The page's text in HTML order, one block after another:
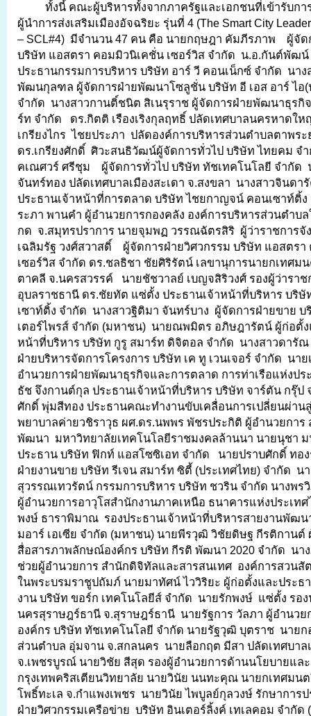
ทั้งนี้ คณะผู้บริหารทั้งจากภาครัฐและเอกชนที่เข้ารับก
ผู้นำการส่งเสริมเมืองอัจฉริยะ รุ่นที่ 4 (The Smart City
– SCL#4) มีจำนวน 47 คน คือ นายกฤษฎา คัมภีรภาพ ผู้จัด
บริษัท แอสตรา คอมมิวนิเคชั่น เซอร์วิส จำกัด น.อ.กันต์พัฒน์
ประธานกรรมการบริหาร บริษัท อาร์ วี คอนเน็กซ์ จำกัด นาง
พัฒนกุลฑล ผู้จัดการฝ่ายพัฒนาโซลูชั่น บริษัท อี เอส อาร์ ไอ(
จำกัด นางสาวกานติ์ชนิต สิเนรุราช ผู้จัดการฝ่ายพัฒนาธุรกิ
ร์ท จำกัด ดร.กิตติ เรืองเริงกุลฤทธิ์ ปลัดเทศบาลนครหาดใ
เกรียงไกร ไชยประภา ปลัดองค์การบริหารส่วนตำบลตาพร
ดร.เกรียงศักดิ์ ศิวะสนธิวัฒน์ผู้จัดการทั่วไป บริษัท ไทยคม จ
คเณศวร์ ศรีชุม ผู้จัดการทั่วไป บริษัท ทัชเทคโนโลยี จำกั
จันทร์ทอง ปลัดเทศบาลเมืองสะเดา จ.สงขลา นางสาวจินด
ประธานเจ้าหน้าที่การตลาด บริษัท ไชยกาญจน์ คอนเซาท์ติ้
ระภา พานคำ ผู้อำนวยการกองคลัง องค์การบริหารส่วนตำบ
กด จ.สมุทรปราการ นายจุมพฏ วรรณฉัตรสิริ ผู้ว่าราชการ
เฉลิมรัฐ วงศ์สวาสดิ์ ผู้จัดการฝ่ายวิศวกรรม บริษัท แอสตร
เซอร์วิส จำกัด ดร.ชลธิชา ชัยศิริรัตน์ เลขานุการนายกเทศมน
ตาคลี จ.นครสวรรค์ นายชัชวาลย์ เบญจสิริวงศ์ รองผู้ว่าราช
อุบลราชธานี ดร.ชัยทัต แซ่ตั้ง ประธานเจ้าหน้าที่บริหาร บริ
เซาท์ติ้ง จำกัด นางสาวฐิติมา จันทร์บาง ผู้จัดการฝ่ายขาย บ
เตอร์ไพรส์ จำกัด (มหาชน) นายณพมิตร อภิษฎารัตน์ ผู้ก่อตั้ง
หน้าที่บริหาร บริษัท กูรู สมาร์ท ดิจิตอล จำกัด นางสาวดารั
ฝ่ายบริหารจัดการโครงการ บริษัท เค ทู เวนเจอร์ จำกัด นา
อำนวยการฝ่ายพัฒนาธุรกิจและการตลาด การท่าเรือแห่งป
ธัช จึงกานต์กุล ประธานเจ้าหน้าที่บริหาร บริษัท จาร์ตัน กรุ๊ป
ศักดิ์ พุ่มสีทอง ประธานคณะทำงานขับเคลื่อนการเปลี่ยนผ่าน
พยาบาลค่ายวชิราวุธ ผศ.ดร.นพพร พัชรประกิติ ผู้อำนวยการ
พัฒนา มหาวิทยาลัยเทคโนโลยีราชมงคลล้านนา นายนุชา ม
ประธาน บริษัท ฟิกท์ แอสโซซิเอท จำกัด นายปราบศักดิ์ ทอง
ฝ่ายงานขาย บริษัท รีเจน สมาร์ท ซิตี้ (ประเทศไทย) จำกัด น
สุวรรณเทวรัตน์ กรรมการบริหาร บริษัท ชวริน จำกัด นางพร
ผู้อำนวยการอาวุโสสำนักงานภาคเหนือ ธนาคารแห่งประเท
พงษ์ ธาราพิมาณ รองประธานเจ้าหน้าที่บริหารสายงานพัฒน
มอาร์ เอเซีย จำกัด (มหาชน) นายพีรวุฒิ วิชัยดิษฐ กีรติกานต์
สื่อสารภาพลักษณ์องค์กร บริษัท กีรติ พัฒนา 2020 จำกัด นา
ช่วยผู้อำนวยการ สำนักดิจิทัลและสารสนเทศ องค์การสวนสั
ในพระบรมราชูปถัมภ์ นายมาทัศน์ ไววิริยะ ผู้ก่อตั้งและประธ
งาน บริษัท ขอร์ก เทคโนโลยีส์ จำกัด นายรักพงษ์ แซ่ตั้ง รอ
นครสุราษฎร์ธานี จ.สุราษฎร์ธานี นายรัฐการ วัลภา ผู้อำนวย
องค์กร บริษัท ทัชเทคโนโลยี จำกัด นายรัฐวุฒิ บุตราช นายก
ส่วนตำบล อุ่มจาน จ.สกลนคร นายลือกฤต มีสา ปลัดเทศบาล
จ.เพชรบูรณ์ นายวิชัย สีสุด รองผู้อำนวยการด้านนโยบายแล
กรุงเทพคริสเตียนวิทยาลัย นายวินัย นนทะคุณ นายกเทศมน
โพธิ์ทะเล จ.กำแพงเพชร นายวินัย ไพบูลย์กุลวงษ์ รักษาการ
ฝ่ายวิศวกรรมเครือข่าย บริษัท อินเตอร์ลิ้งค์ เทเลคอม จำกั